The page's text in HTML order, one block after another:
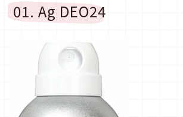
01. Ag DEO24